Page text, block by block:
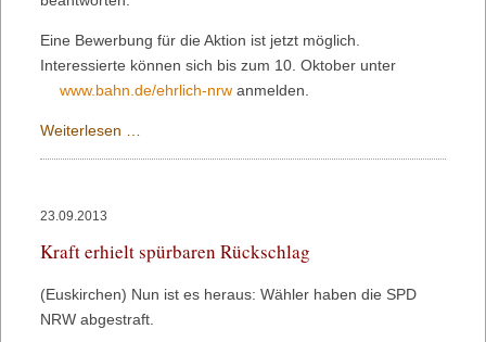
Eine Bewerbung für die Aktion ist jetzt möglich.
Interessierte können sich bis zum 10. Oktober unter
www.bahn.de/ehrlich-nrw anmelden.
Weiterlesen …
kostenlos
NRW
23.09.2013
Kraft erhielt spürbaren Rückschlag
(Euskirchen) Nun ist es heraus: Wähler haben die SPD
NRW abgestraft.